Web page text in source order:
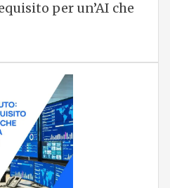
per un’AI che